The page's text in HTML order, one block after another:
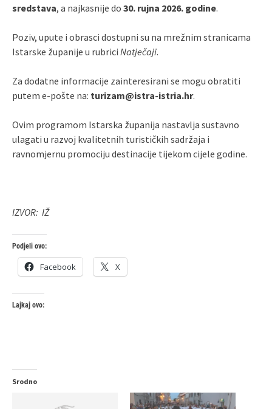
sredstava, a najkasnije do 30. rujna 2026. godine.
Poziv, upute i obrasci dostupni su na mrežnim stranicama
Istarske županije u rubrici Natječaji.
Za dodatne informacije zainteresirani se mogu obratiti
putem e‑pošte na: turizam@istra-istria.hr.
Ovim programom Istarska županija nastavlja sustavno
ulagati u razvoj kvalitetnih turističkih sadržaja i
ravnomjernu promociju destinacije tijekom cijele godine.
IZVOR: IŽ
Podjeli ovo:
Facebook X
Lajkaj ovo:
Srodno